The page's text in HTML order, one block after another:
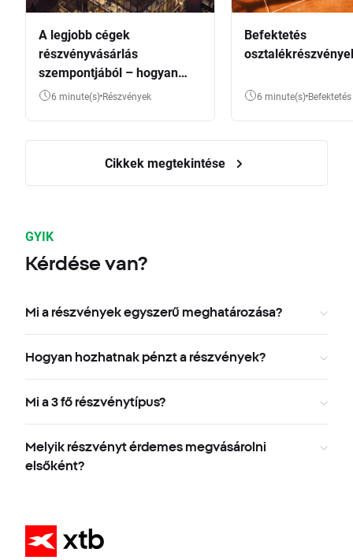
A legjobb cégek
részvényvásárlás
szempontjából – hogyan
válasszunk?
6 minute(s) Részvények
Befektetés
6 minute(s) Befektetés
Cikkek megtekintése
GYIK
Kérdése van?
Mi a részvények egyszerű meghatározása?
Hogyan hozhatnak pénzt a részvények?
Mi a 3 fő részvénytípus?
Melyik részvényt érdemes megvásárolni
elsőként?